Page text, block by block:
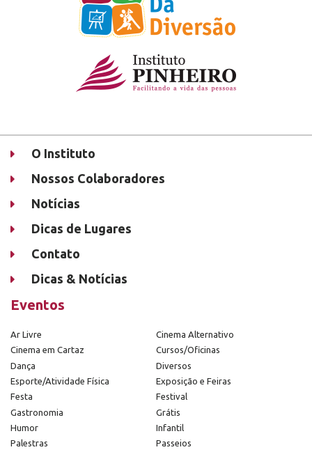
O Instituto
Nossos Colaboradores
Notícias
Dicas de Lugares
Contato
Dicas & Notícias
Eventos
Ar Livre
Cinema Alternativo
Cinema em Cartaz
Cursos/Oficinas
Dança
Diversos
Esporte/Atividade Física
Exposição e Feiras
Festa
Festival
Gastronomia
Grátis
Humor
Infantil
Palestras
Passeios